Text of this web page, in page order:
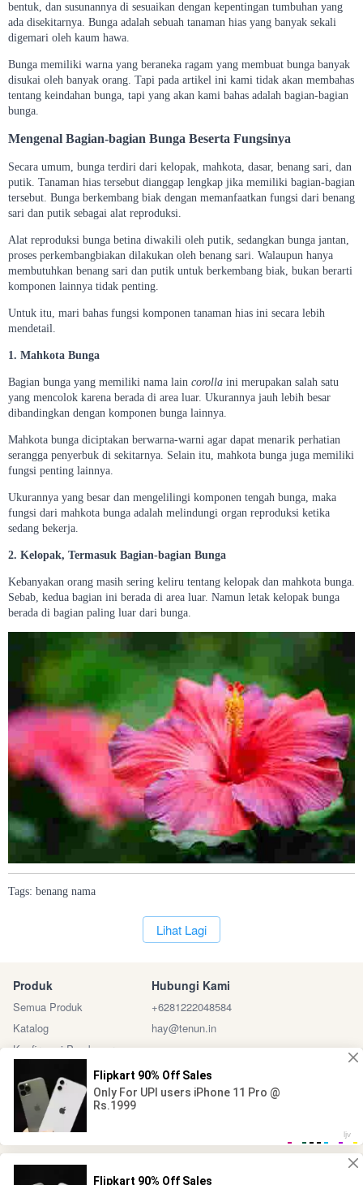
bentuk, dan susunannya di sesuaikan dengan kepentingan tumbuhan yang
ada disekitarnya. Bunga adalah sebuah tanaman hias yang banyak sekali
digemari oleh kaum hawa.
Bunga memiliki warna yang beraneka ragam yang membuat bunga banyak
disukai oleh banyak orang. Tapi pada artikel ini kami tidak akan membahas
tentang keindahan bunga, tapi yang akan kami bahas adalah bagian-bagian
bunga.
Mengenal Bagian-bagian Bunga Beserta Fungsinya
Secara umum, bunga terdiri dari kelopak, mahkota, dasar, benang sari, dan
putik. Tanaman hias tersebut dianggap lengkap jika memiliki bagian-bagian
tersebut. Bunga berkembang biak dengan memanfaatkan fungsi dari benang
sari dan putik sebagai alat reproduksi.
Alat reproduksi bunga betina diwakili oleh putik, sedangkan bunga jantan,
proses perkembangbiakan dilakukan oleh benang sari. Walaupun hanya
membutuhkan benang sari dan putik untuk berkembang biak, bukan berarti
komponen lainnya tidak penting.
Untuk itu, mari bahas fungsi komponen tanaman hias ini secara lebih
mendetail.
1. Mahkota Bunga
Bagian bunga yang memiliki nama lain corolla ini merupakan salah satu
yang mencolok karena berada di area luar. Ukurannya jauh lebih besar
dibandingkan dengan komponen bunga lainnya.
Mahkota bunga diciptakan berwarna-warni agar dapat menarik perhatian
serangga penyerbuk di sekitarnya. Selain itu, mahkota bunga juga memiliki
fungsi penting lainnya.
Ukurannya yang besar dan mengelilingi komponen tengah bunga, maka
fungsi dari mahkota bunga adalah melindungi organ reproduksi ketika
sedang bekerja.
2. Kelopak, Termasuk Bagian-bagian Bunga
Kebanyakan orang masih sering keliru tentang kelopak dan mahkota bunga.
Sebab, kedua bagian ini berada di area luar. Namun letak kelopak bunga
berada di bagian paling luar dari bunga.
Tags: benang nama
`Lihat Lagi
Produk
Semua Produk
Katalog
Konfirmasi Pembayaran
Hubungi Kami
+6281222048584
hay@tenun.in
Sosial Media Marketplace